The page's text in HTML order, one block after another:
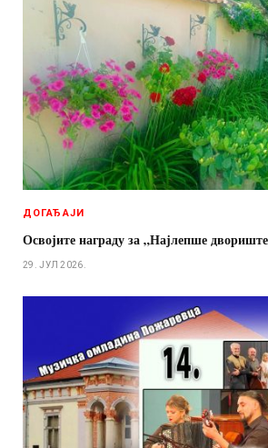
ДОГАЂАЈИ
Освојите награду за „Најлепше
29. ЈУЛ 2026.